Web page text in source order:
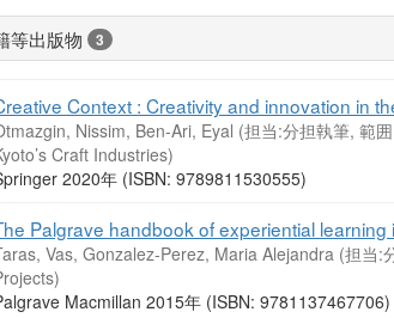
等出版物 3
Context : Creativity and innovation in
Nissim, Ben-Ari, Eyal (担当:分担執筆, 範
Craft Industries)
2020年 (ISBN: 9789811530555)
Palgrave handbook of experiential
Vas, Gonzalez-Perez, Maria Alejandra (担当
Macmillan 2015年 (ISBN: 9781137467706)